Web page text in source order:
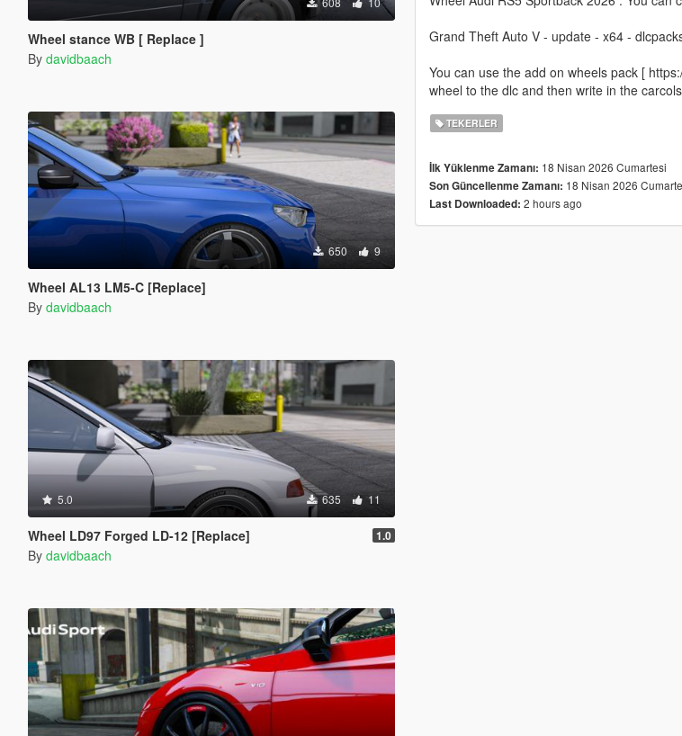
Wheel stance WB [ Replace ]
By davidbaach
650 9
Wheel AL13 LM5-C [Replace]
By davidbaach
5.0 635 11
Wheel LD97 Forged LD-12 [Replace] 1.0
By davidbaach
Grand Theft Auto V - update - x64 -
You can use the add on wheels pack [
wheel to the dlc and then write in the
TEKERLER
İlk Yüklenme Zamanı: 18 Nisan 2026 Cumartesi
Son Güncellenme Zamanı: 18 Nisan 2026
Last Downloaded: 2 hours ago